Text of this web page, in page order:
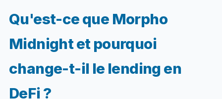
Qu'est-ce que Morpho
Midnight et pourquoi
change-t-il le lending en
DeFi ?